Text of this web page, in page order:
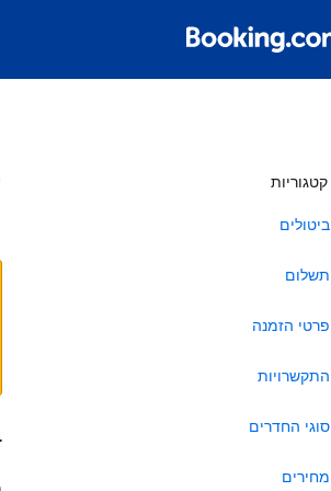
קטגוריות
ביטולים
תשלום
פרטי הזמנה
התקשרויות
סוגי החדרים
מחירים